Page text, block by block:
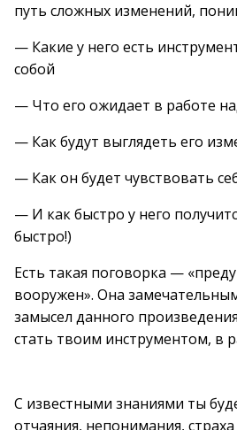
путь сложных изменений,
— Какие у него есть
собой
— Что его ожидает в работе
— Как будут выглядеть его
— Как он будет чувствовать
— И как быстро у него
быстро!)
Есть такая поговорка —
вооружен». Она
замысел данного
стать твоим инструментом, в
С известными знаниями ты
отчаяния, непонимания,